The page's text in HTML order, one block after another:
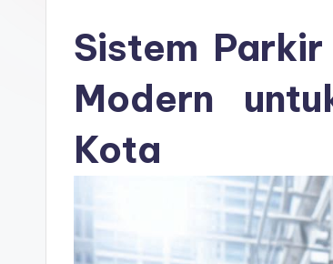
Sistem
Modern
Kota